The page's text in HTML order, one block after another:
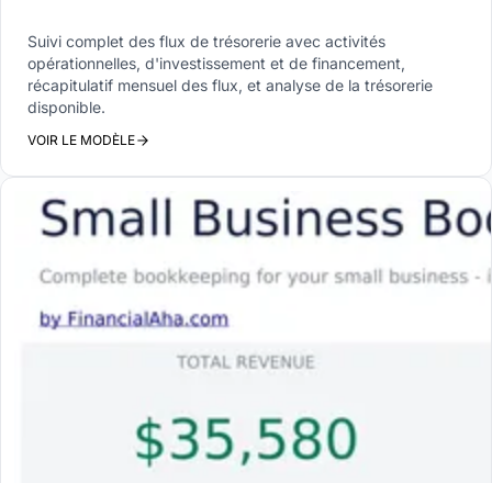
Suivi complet des flux de trésorerie avec activités
opérationnelles, d'investissement et de financement,
récapitulatif mensuel des flux, et analyse de la trésorerie
disponible.
VOIR LE MODÈLE